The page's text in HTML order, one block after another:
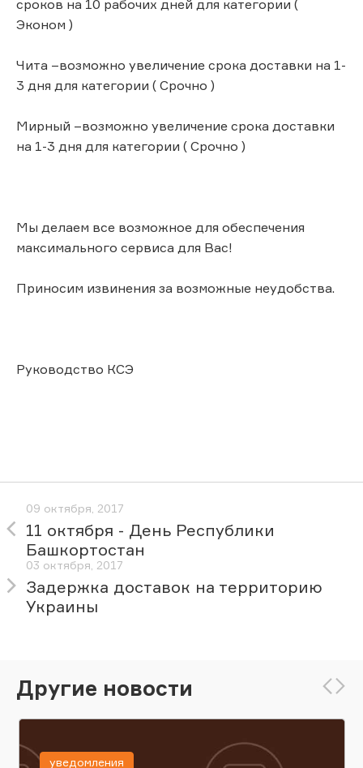
сроков на 10 рабочих дней для категории (
Эконом )
Чита –возможно увеличение срока доставки на 1-
3 дня для категории ( Срочно )
Мирный –возможно увеличение срока доставки
на 1-3 дня для категории ( Срочно )
Мы делаем все возможное для обеспечения
максимального сервиса для Вас!
Приносим извинения за возможные неудобства.
Руководство КСЭ
09 октября, 2017
11 октября - День Республики
Башкортостан
03 октября, 2017
Задержка доставок на территорию
Украины
Другие новости
уведомления